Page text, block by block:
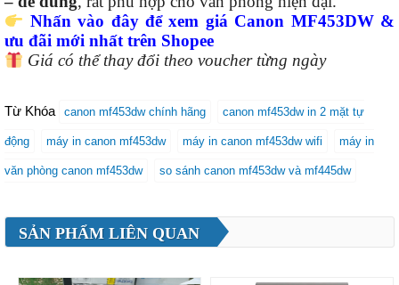
Nhấn vào đây để xem giá Canon MF453DW &
ưu đãi mới nhất trên Shopee
Giá có thể thay đổi theo voucher từng ngày
Từ Khóa canon mf453dw chính hãng canon mf453dw in 2 mặt tự
động máy in canon mf453dw máy in canon mf453dw wifi máy in
văn phòng canon mf453dw so sánh canon mf453dw và mf445dw
SẢN PHẨM LIÊN QUAN